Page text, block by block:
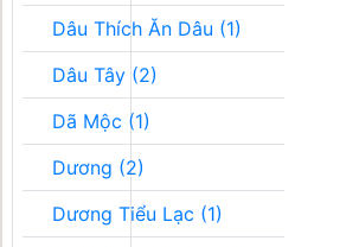
Dâu Thích Ăn Dâu (1)
Dâu Tây (2)
Dã Mộc (1)
Dương (2)
Dương Tiểu Lạc (1)